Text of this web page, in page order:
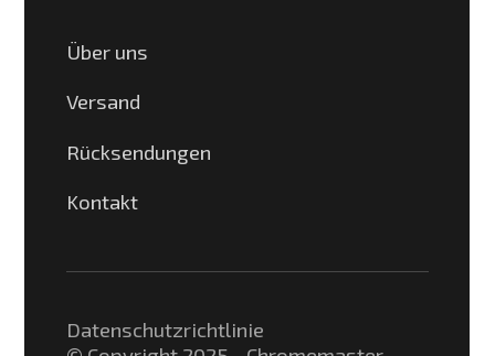
Über uns
Versand
Rücksendungen
Kontakt
Datenschutzrichtlinie